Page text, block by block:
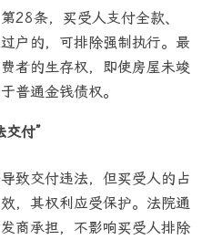
28条，买受人支付全款、
户的，可排除强制执行。最
者的生存权，即使房屋未竣
普通金钱债权。
交付”
致交付违法，但买受人的占
，其权利应受保护。法院通
商承担，不影响买受人排除